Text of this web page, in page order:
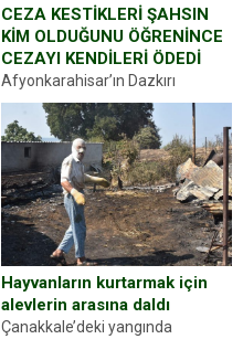
CEZA KESTİKLERİ ŞAHSIN
KİM OLDUĞUNU ÖĞRENİNCE
CEZAYI KENDİLERİ ÖDEDİ
Afyonkarahisar’ın Dazkırı
ilçesinde trafik uygulaması
yapan jandarma ekipleri
durdurdukları bir otomobilin
sürücüsünden ehliyet ve ruhsat
sorup belgelerini istedi. Sürücü
Abdurrahman Ö.nün verdiği
evraklarda eksik olduğunu...
Hayvanların kurtarmak için
alevlerin arasına daldı
Çanakkale’deki yangında